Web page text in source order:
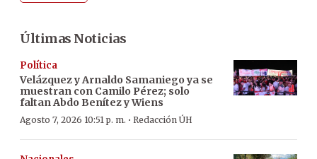
Últimas Noticias
Política
Velázquez y Arnaldo Samaniego ya se
muestran con Camilo Pérez; solo
faltan Abdo Benítez y Wiens
Agosto 7, 2026 10:51 p. m. · Redacción ÚH